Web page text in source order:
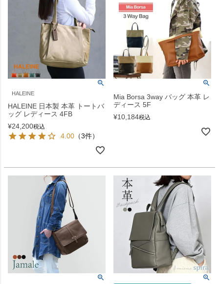
HALEINE
HALEINE 日本製 本革 トートバ
ッグ レディース 4FB
¥24,200税込
4.00 （3件）
Mia Borsa 3way バッグ 本革 レ
ディース 5F
¥10,184税込